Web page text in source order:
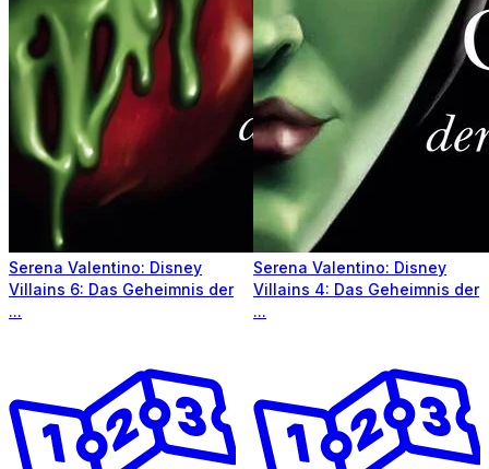
Serena Valentino: Disney
Villains 6: Das Geheimnis der
...
Serena Valentino: Disney
Villains 4: Das Geheimnis der
...